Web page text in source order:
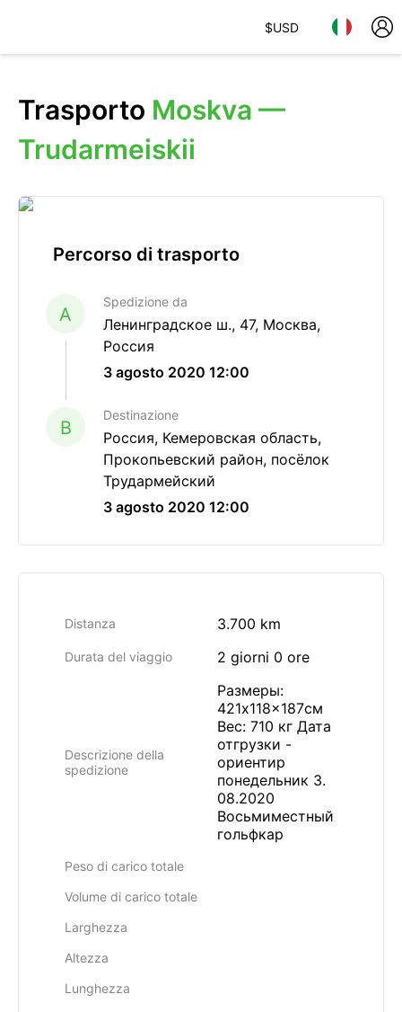
$USD
Trasporto Moskva —
Trudarmeiskii
Percorso di trasporto
A
Spedizione da
Ленинградское ш., 47, Москва,
Россия
3 agosto 2020 12:00
B
Destinazione
Россия, Кемеровская область,
Прокопьевский район, посёлок
Трудармейский
3 agosto 2020 12:00
Distanza 3.700 km
Durata del viaggio 2 giorni 0 ore
Descrizione della
spedizione
Размеры:
421x118x187см
Вес: 710 кг Дата
отгрузки -
ориентир
понедельник 3.
08.2020
Восьмиместный
гольфкар
Peso di carico totale
Volume di carico totale
Larghezza
Altezza
Lunghezza